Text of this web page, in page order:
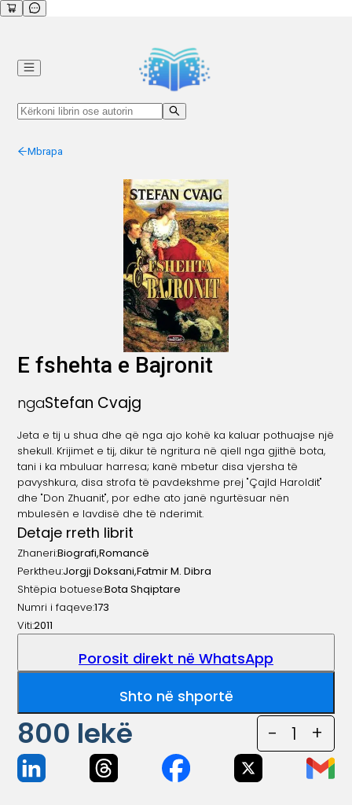
Mbrapa
E fshehta e Bajronit
ngaStefan Cvajg
Jeta e tij u shua dhe që nga ajo kohë ka kaluar pothuajse një
shekull. Krijimet e tij, dikur të ngritura në qiell nga gjithë bota,
tani i ka mbuluar harresa; kanë mbetur disa vjersha të
pavyshkura, disa strofa të pavdekshme prej "Çajld Haroldit"
dhe "Don Zhuanit", por edhe ato janë ngurtësuar nën
mbulesën e lavdisë dhe të nderimit.
Detaje rreth librit
Zhaneri:Biografi,Romancë
Perktheu:Jorgji Doksani,Fatmir M. Dibra
Shtëpia botuese:Bota Shqiptare
Numri i faqeve:173
Viti:2011
Porosit direkt në WhatsApp
Shto në shportë
800 lekë - 1 +